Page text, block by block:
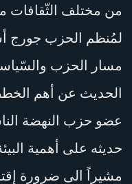
من مختلف الثّقافات
لمُنظم الحزب جورج
مسار الحزب
الحديث عن أهم
عضو حزب النهضة
حديثه على أهمية
مشيراً الى ضرورة